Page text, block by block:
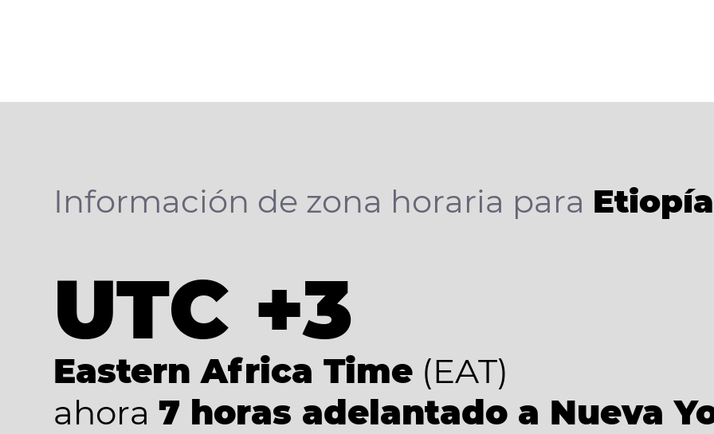
Información de zona horaria para Etiopía
UTC +3
Eastern Africa Time (EAT)
ahora 7 horas adelantado a Nueva